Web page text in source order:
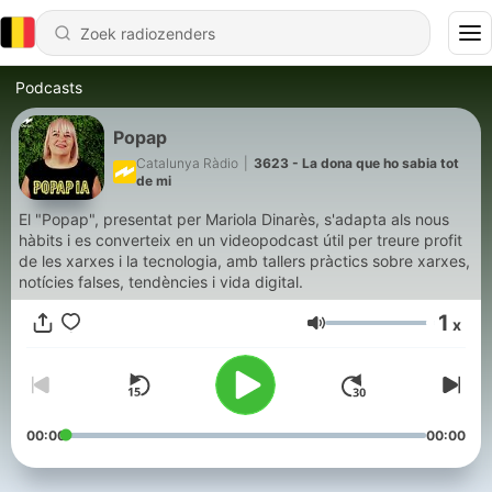
Podcasts
Popap
Catalunya Ràdio
3623 - La dona que ho sabia tot
de mi
El "Popap", presentat per Mariola Dinarès, s'adapta als nous
hàbits i es converteix en un videopodcast útil per treure profit
de les xarxes i la tecnologia, amb tallers pràctics sobre xarxes,
notícies falses, tendències i vida digital.
Volume 1 x
00:00 00:00